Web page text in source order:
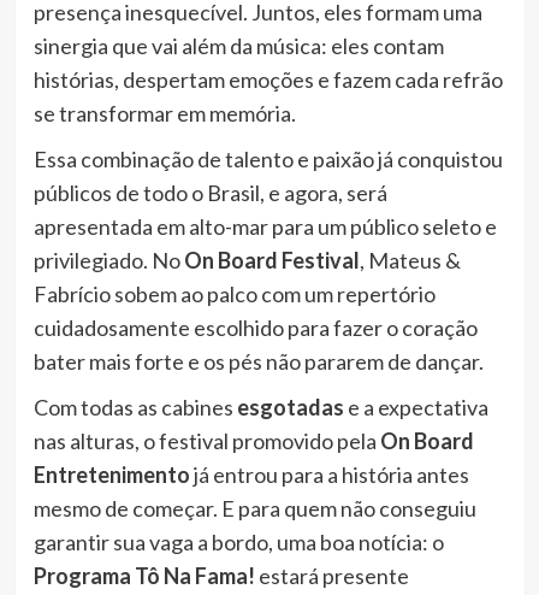
presença inesquecível. Juntos, eles formam uma
sinergia que vai além da música: eles contam
histórias, despertam emoções e fazem cada refrão
se transformar em memória.
Essa combinação de talento e paixão já conquistou
públicos de todo o Brasil, e agora, será
apresentada em alto-mar para um público seleto e
privilegiado. NoOn Board Festival, Mateus &
Fabrício sobem ao palco com um repertório
cuidadosamente escolhido para fazer o coração
bater mais forte e os pés não pararem de dançar.
Com todas as cabines esgotadas e a expectativa
nas alturas, o festival promovido pela On Board
Entretenimentojá entrou para a história antes
mesmo de começar. E para quem não conseguiu
garantir sua vaga a bordo, uma boa notícia: o
Programa Tô Na Fama! estará presente